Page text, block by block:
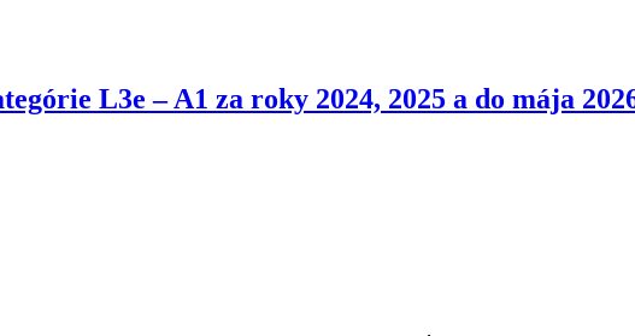
L3e – A1 za roky 2024, 2025 a do mája